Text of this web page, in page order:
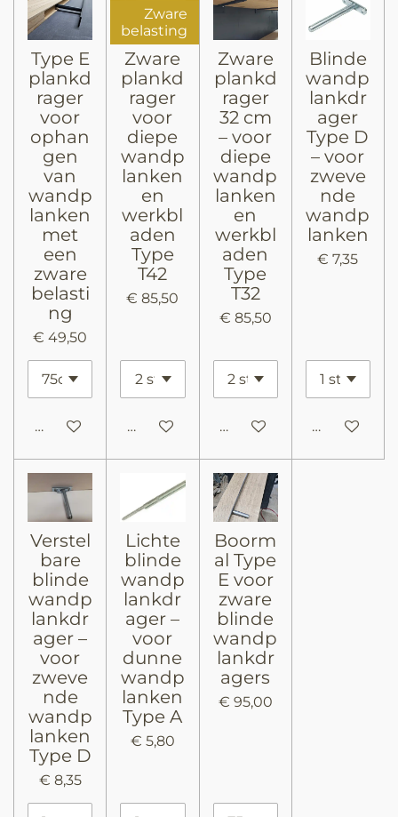
Type E
plankd
rager
voor
ophan
gen
van
wandp
lanken
met
een
zware
belasti
ng
€ 49,50
In winkelwagen
Zware
belasting
Zware
plankd
rager
voor
diepe
wandp
lanken
en
werkbl
aden
Type
T42
€ 85,50
In winkelwagen
Zware
plankd
rager
32 cm
– voor
diepe
wandp
lanken
en
werkbl
aden
Type
T32
€ 85,50
In winkelwagen
Blinde
wandp
lankdr
ager
Type D
– voor
zweve
nde
wandp
lanken
€ 7,35
In
Verstel
bare
blinde
wandp
lankdr
ager –
voor
zweve
nde
wandp
lanken
Type D
€ 8,35
Lichte
blinde
wandp
lankdr
ager –
voor
dunne
wandp
lanken
Type A
€ 5,80
Boorm
al Type
E voor
zware
blinde
wandp
lankdr
agers
€ 95,00